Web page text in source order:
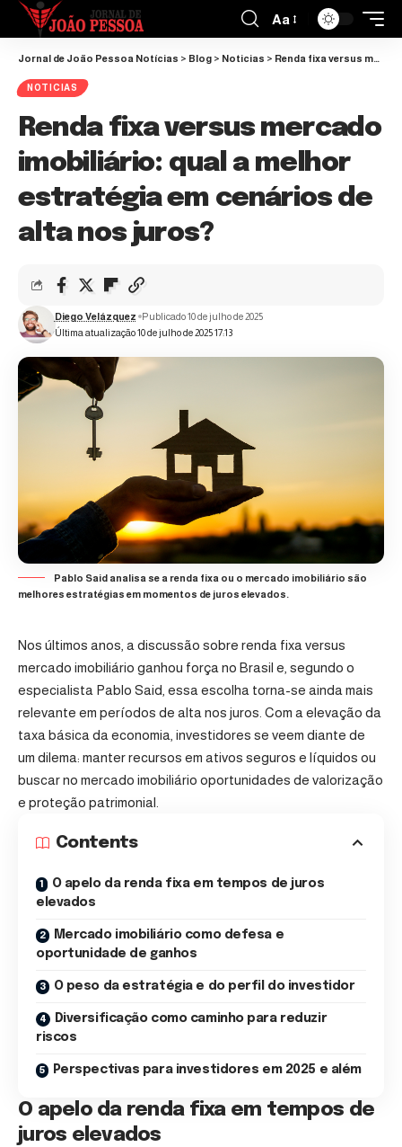
Aa
Jornal de João Pessoa Notícias > Blog > Noticias > Renda fixa versus mercado imobiliário: qual a melhor estratégia em cenários de alta nos juros?
NOTICIAS
Renda fixa versus mercado
imobiliário: qual a melhor
estratégia em cenários de
alta nos juros?
Última atualização 10 de julho de 2025 17:13
Diego Velázquez Publicado 10 de julho de 2025
Pablo Said analisa se a renda fixa ou o mercado imobiliário são
melhores estratégias em momentos de juros elevados.
Nos últimos anos, a discussão sobre renda fixa versus
mercado imobiliário ganhou força no Brasil e, segundo o
especialista Pablo Said , essa escolha torna-se ainda mais
relevante em períodos de alta nos juros. Com a elevação da
taxa básica da economia, investidores se veem diante de
um dilema: manter recursos em ativos seguros e líquidos ou
buscar no mercado imobiliário oportunidades de valorização
e proteção patrimonial.
Contents
O apelo da renda fixa em tempos de juros
elevados
Mercado imobiliário como defesa e
oportunidade de ganhos
O peso da estratégia e do perfil do investidor
Diversificação como caminho para reduzir
riscos
Perspectivas para investidores em 2025 e além
O apelo da renda fixa em tempos de
juros elevados